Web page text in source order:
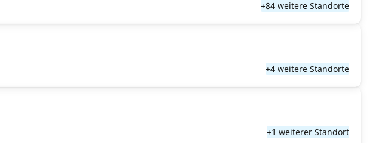
+84 weitere Standorte
+4 weitere Standorte
+1 weiterer Standort